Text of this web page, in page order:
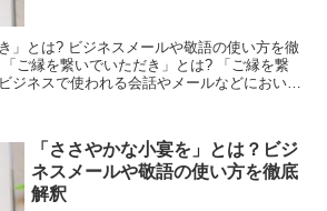
」とは? ビジネスメールや敬語の使い方を徹
ご縁を繋いでいただき」とは? 「ご縁を繋
ジネスで使われる会話やメールなどにおいて
「ささやかな小宴を」とは？ビジ
ネスメールや敬語の使い方を徹底
解釈